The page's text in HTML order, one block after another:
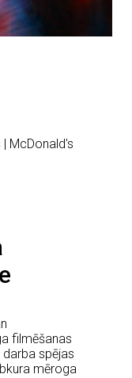
McDonald's
filmēšanas
spējas
mēroga